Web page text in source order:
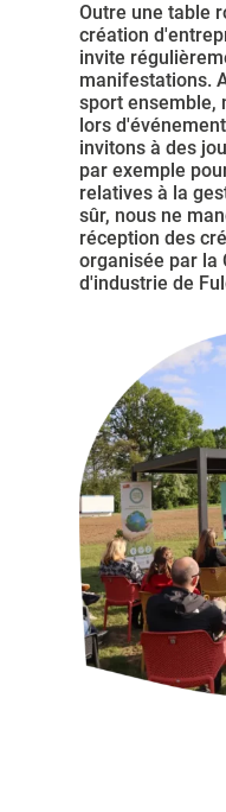
Outre une table
création
invite
manifestations.
sport ensemble,
lors
invitons à des
par exemple
relatives à la
sûr, nous ne
réception des
organisée par la
d'industrie de